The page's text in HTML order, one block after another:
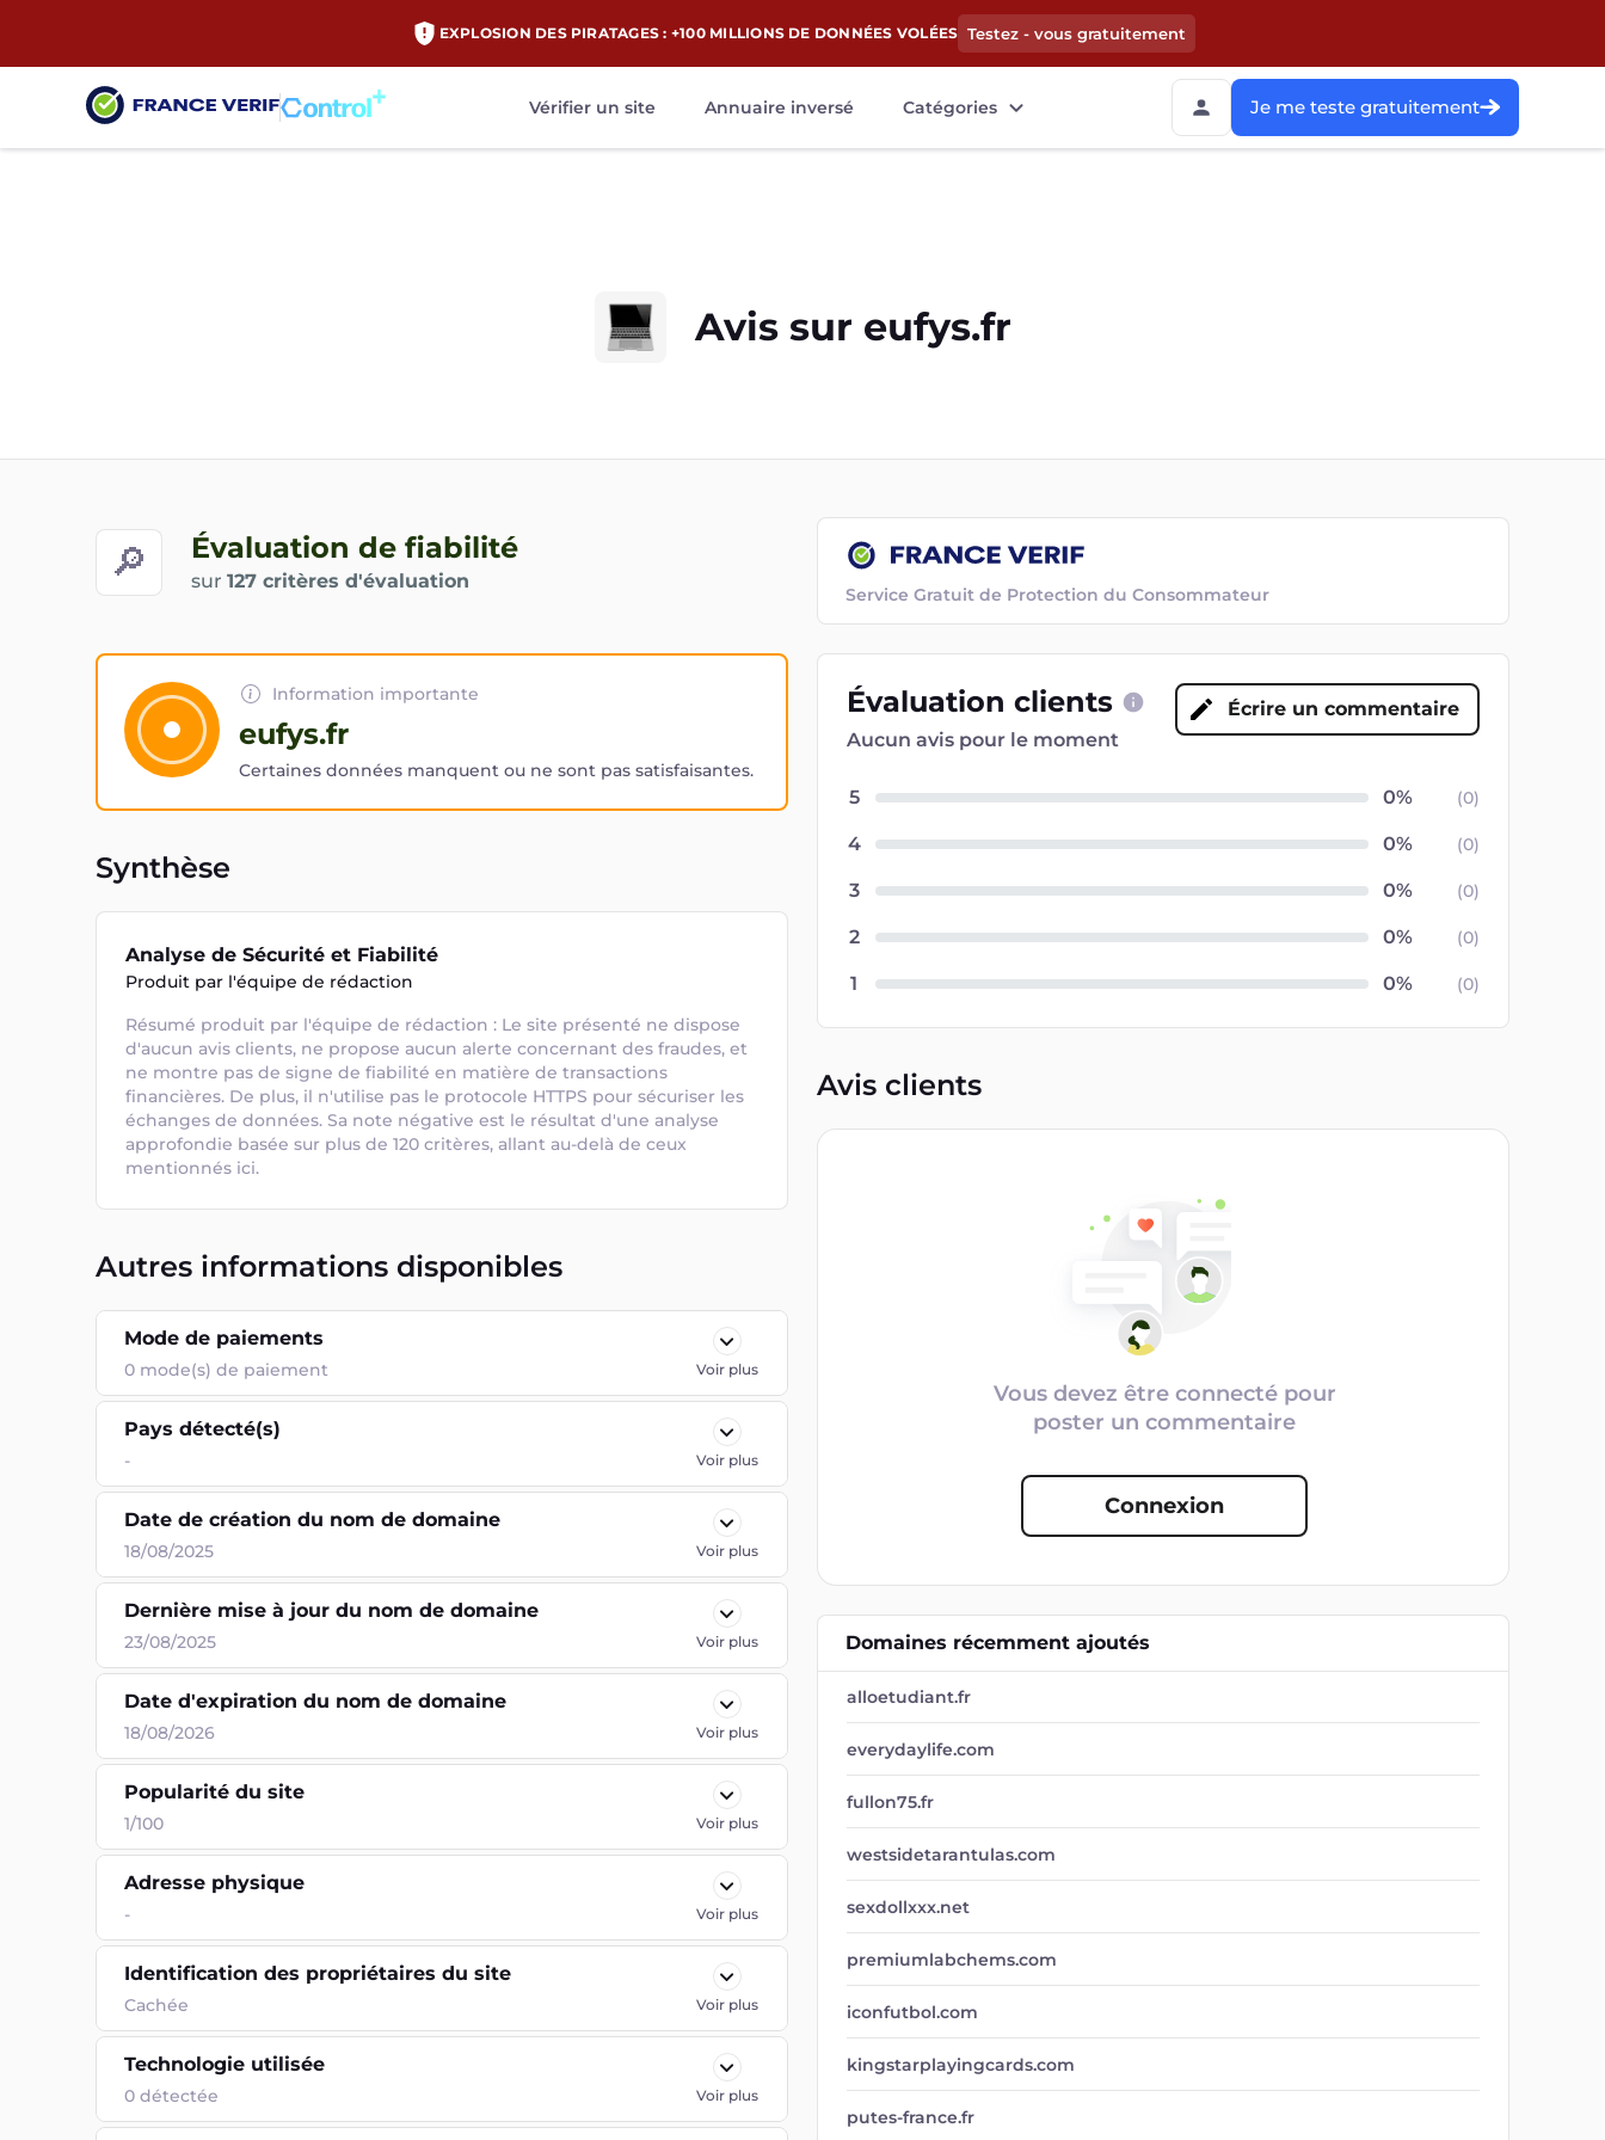
EXPLOSION DES PIRATAGES : +100 MILLIONS DE DONNÉES VOLÉES Testez - vous gratuitement
Vérifier un site Annuaire inversé Catégories Je me teste gratuitement
Avis sur eufys.fr
🔎 Évaluation de fiabilité
sur 127 critères d'évaluation
Service Gratuit de Protection du Consommateur
Information importante
eufys.fr
Certaines données manquent ou ne sont pas satisfaisantes.
Synthèse
Analyse de Sécurité et Fiabilité
Produit par l'équipe de rédaction
Résumé produit par l'équipe de rédaction : Le site présenté ne dispose
d'aucun avis clients, ne propose aucun alerte concernant des fraudes, et
ne montre pas de signe de fiabilité en matière de transactions
financières. De plus, il n'utilise pas le protocole HTTPS pour sécuriser les
échanges de données. Sa note négative est le résultat d'une analyse
approfondie basée sur plus de 120 critères, allant au-delà de ceux
mentionnés ici.
Autres informations disponibles
Mode de paiements
0 mode(s) de paiement Voir plus
Pays détecté(s)
- Voir plus
Date de création du nom de domaine
18/08/2025 Voir plus
Dernière mise à jour du nom de domaine
23/08/2025 Voir plus
Date d'expiration du nom de domaine
18/08/2026 Voir plus
Popularité du site
1/100 Voir plus
Adresse physique
- Voir plus
Identification des propriétaires du site
Cachée Voir plus
Technologie utilisée
0 détectée Voir plus
Évaluation clients
Aucun avis pour le moment
Écrire un commentaire
5 (0)
4 (0)
3 (0)
2 (0)
1 (0)
Avis clients
Vous devez être connecté pour
poster un commentaire
Connexion
Domaines récemment ajoutés
alloetudiant.fr
everydaylife.com
fullon75.fr
westsidetarantulas.com
sexdollxxx.net
premiumlabchems.com
iconfutbol.com
kingstarplayingcards.com
putes-france.fr